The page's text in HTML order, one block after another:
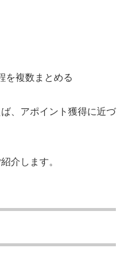
を複数まとめる
、アポイント獲得に近づ
介します。